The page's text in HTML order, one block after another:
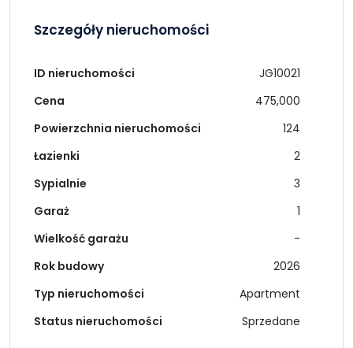
Szczegóły nieruchomości
ID nieruchomości
JG10021
Cena
475,000
Powierzchnia nieruchomości
124
Łazienki
2
Sypialnie
3
Garaż
1
Wielkość garażu
-
Rok budowy
2026
Typ nieruchomości
Apartment
Status nieruchomości
Sprzedane